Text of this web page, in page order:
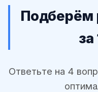
Подберём
Ответьте на 4